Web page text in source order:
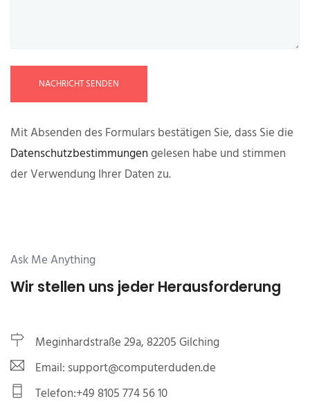
NACHRICHT SENDEN
Mit Absenden des Formulars bestätigen Sie, dass Sie die
Datenschutzbestimmungengelesen habe und stimmen
der Verwendung Ihrer Daten zu.
Ask Me Anything
Wir stellen uns jeder Herausforderung
Meginhardstraße 29a, 82205 Gilching
Email: support@computerduden.de
Telefon:+49 8105 774 56 10